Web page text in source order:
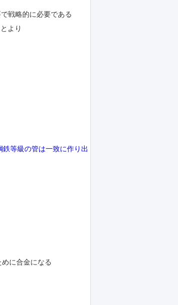
戦略的に必要である
より
鉄等級の管は一致に作り出
に合金になる